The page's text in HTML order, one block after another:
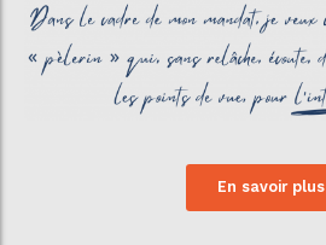
En savoir plus